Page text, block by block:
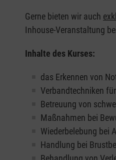
Gerne bieten wir auch
Inhouse-Veranstaltung
Inhalte des Kurses:
das Erkennen von
Verbandtechniken
Betreuung von
Maßnahmen bei
Wiederbelebung bei
Handlung bei